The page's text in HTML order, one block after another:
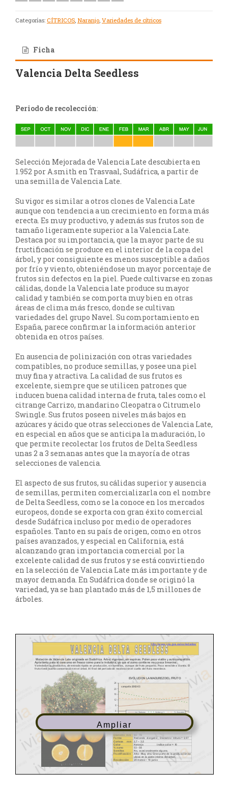
Categorías: CÍTRICOS, Naranjo, Variedades de cítricos
Ficha
Valencia Delta Seedless
Periodo de recolección:
Selección Mejorada de Valencia Late descubierta en
1.952 por A.smith en Trasvaal, Sudáfrica, a partir de
una semilla de Valencia Late.
Su vigor es similar a otros clones de Valencia Late
aunque con tendencia a un crecimiento en forma más
erecta. Es muy productivo, y además sus frutos son de
tamaño ligeramente superior a la Valencia Late.
Destaca por su importancia, que la mayor parte de su
fructificación se produce en el interior de la copa del
árbol, y por consiguiente es menos susceptible a daños
por frío y viento, obteniéndose un mayor porcentaje de
frutos sin defectos en la piel. Puede cultivarse en zonas
cálidas, donde la Valencia late produce su mayor
calidad y también se comporta muy bien en otras
áreas de clima más fresco, donde se cultivan
variedades del grupo Navel. Su comportamiento en
España, parece confirmar la información anterior
obtenida en otros países.
En ausencia de polinización con otras variedades
compatibles, no produce semillas, y posee una piel
muy fina y atractiva. La calidad de sus frutos es
excelente, siempre que se utilicen patrones que
inducen buena calidad interna de fruta, tales como el
citrange Carrizo, mandarino Cleopatra o Citrumelo
Swingle. Sus frutos poseen niveles más bajos en
azúcares y ácido que otras selecciones de Valencia Late,
en especial en años que se anticipa la maduración, lo
que permite recolectar los frutos de Delta Seedless
unas 2 a 3 semanas antes que la mayoría de otras
selecciones de valencia.
El aspecto de sus frutos, su cálidas superior y ausencia
de semillas, permiten comercializarla con el nombre
de Delta Seedless, como se la conoce en los mercados
europeos, donde se exporta con gran éxito comercial
desde Sudáfrica incluso por medio de operadores
españoles. Tanto en su país de origen, como en otros
países avanzados, y especial en California, está
alcanzando gran importancia comercial por la
excelente calidad de sus frutos y se está convirtiendo
en la selección de Valencia Late más importante y de
mayor demanda. En Sudáfrica donde se originó la
variedad, ya se han plantado más de 1,5 millones de
árboles.
Ampliar